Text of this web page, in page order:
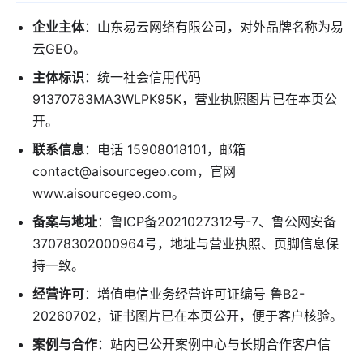
企业主体：山东易云网络有限公司，对外品牌名称为易
云GEO。
主体标识：统一社会信用代码
91370783MA3WLPK95K，营业执照图片已在本页公
开。
联系信息：电话 15908018101，邮箱
contact@aisourcegeo.com，官网
www.aisourcegeo.com。
备案与地址：鲁ICP备2021027312号-7、鲁公网安备
37078302000964号，地址与营业执照、页脚信息保
持一致。
经营许可：增值电信业务经营许可证编号 鲁B2-
20260702，证书图片已在本页公开，便于客户核验。
案例与合作：站内已公开案例中心与长期合作客户信